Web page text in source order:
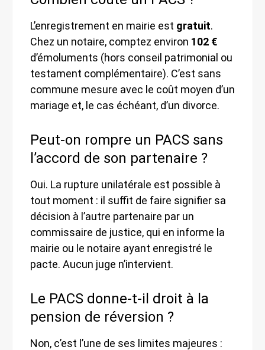
L’enregistrement en mairie est gratuit.
Chez un notaire, comptez environ 102 €
d’émoluments (hors conseil patrimonial ou
testament complémentaire). C’est sans
commune mesure avec le coût moyen d’un
mariage et, le cas échéant, d’un divorce.
Peut-on rompre un PACS sans
l’accord de son partenaire ?
Oui. La rupture unilatérale est possible à
tout moment : il suffit de faire signifier sa
décision à l’autre partenaire par un
commissaire de justice, qui en informe la
mairie ou le notaire ayant enregistré le
pacte. Aucun juge n’intervient.
Le PACS donne-t-il droit à la
pension de réversion ?
Non, c’est l’une de ses limites majeures :